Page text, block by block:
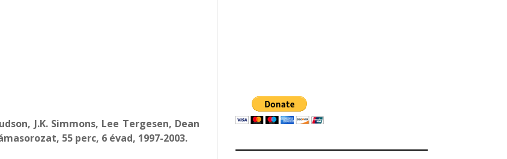
J.K. Simmons, Lee Tergesen, Dean
55 perc, 6 évad, 1997-2003.